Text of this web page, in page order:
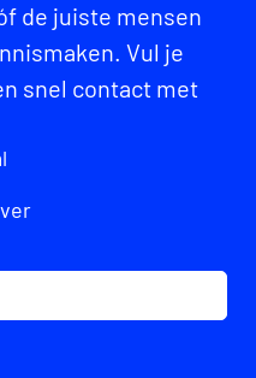
de juiste mensen
Vul je
snel contact met